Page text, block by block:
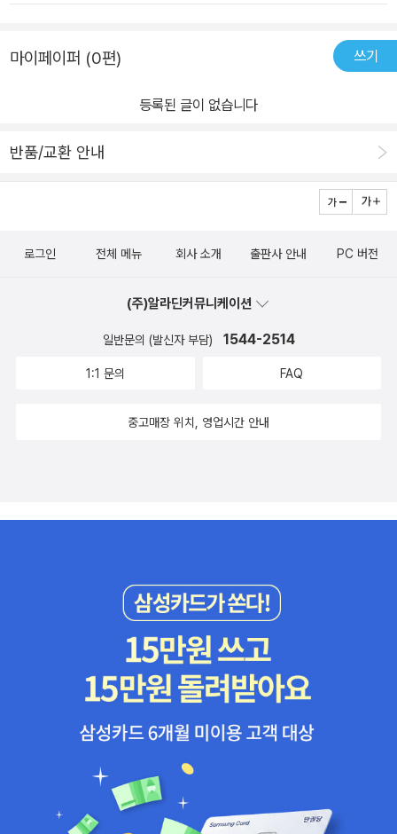
들은 간혹 초보용 도서에 있는 내용을 몰라서 헤멜 때가 있기 때문이
서 일단 길벗 출판사의 무따기 시리즈에 관심을 가졌다. 그리고 지은
심이 생겼다. 읽고 난 후에 드는 첫 번째 생각은 역시 무따기 시리즈
툴, 그림을 이용한 프레젼테이션 기법들, 조직도, 수식편집, 슬라이드
었다. 25꼭지의 파워포인트 클리닉 특집은 실용적인 측면에서 매우
중에 찾아볼 때에도 도움이 될 것이라는 안도감도 가지게 되었다. pp
마이페이퍼 (0편) 쓰기
등록된 글이 없습니다
반품/교환 안내
로그인 전체 메뉴 회사 소개 출판사 안내 PC 버전
(주)알라딘커뮤니케이션
일반문의 (발신자 부담) 1544-2514
1:1 문의 FAQ
중고매장 위치, 영업시간 안내